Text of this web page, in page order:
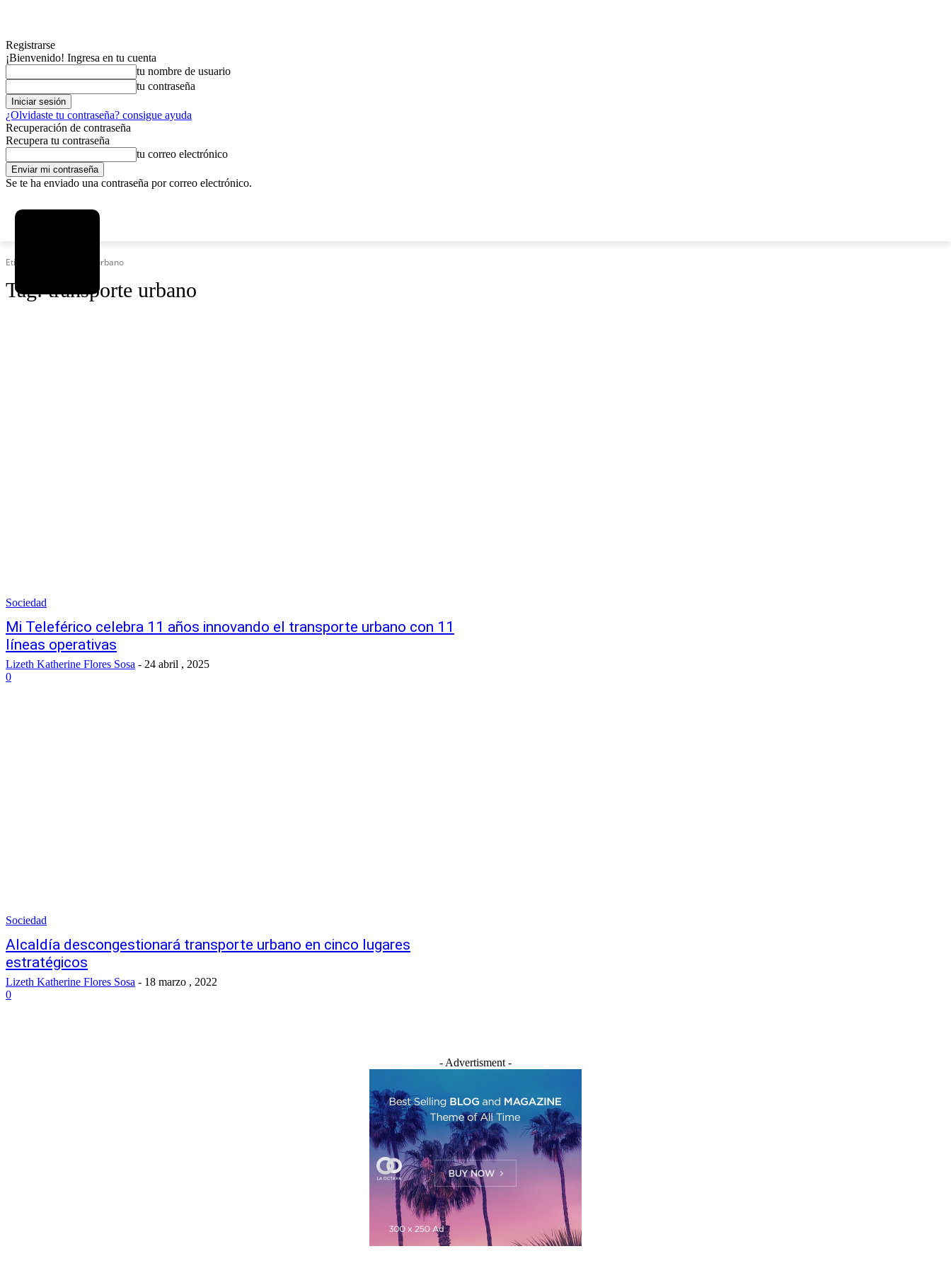
Registrarse
¡Bienvenido! Ingresa en tu cuenta
tu nombre de usuario
tu contraseña
¿Olvidaste tu contraseña? consigue ayuda
Recuperación de contraseña
Recupera tu contraseña
tu correo electrónico
Se te ha enviado una contraseña por correo electrónico.
Etiquetas Transporte urbano
Tag:transporte urbano
Sociedad
Mi Teleférico celebra 11 años innovando el transporte urbano con 11
líneas operativas
Lizeth Katherine Flores Sosa - 24 abril , 2025
0
Sociedad
Alcaldía descongestionará transporte urbano en cinco lugares
estratégicos
Lizeth Katherine Flores Sosa - 18 marzo , 2022
0
- Advertisment -